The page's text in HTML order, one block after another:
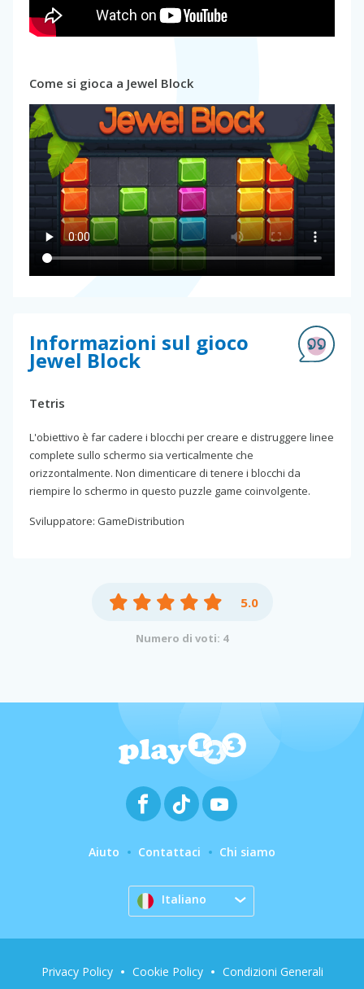
Come si gioca a Jewel Block
Informazioni sul gioco
Jewel Block
Tetris
L'obiettivo è far cadere i blocchi per creare e distruggere linee
complete sullo schermo sia verticalmente che
orizzontalmente. Non dimenticare di tenere i blocchi da
riempire lo schermo in questo puzzle game coinvolgente.
Sviluppatore: GameDistribution
5.0
Numero di voti: 4
Aiuto Contattaci Chi siamo
Italiano
Privacy Policy Cookie Policy Condizioni Generali